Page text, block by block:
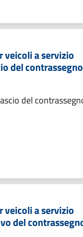
veicoli a servizio
del contrassegno
del
veicoli a servizio
del